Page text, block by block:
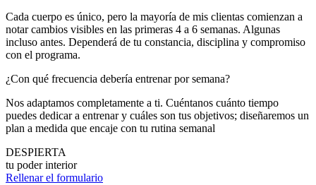
Cada cuerpo es único, pero la mayoría de mis clientas comienzan a
notar cambios visibles en las primeras 4 a 6 semanas. Algunas
incluso antes. Dependerá de tu constancia, disciplina y compromiso
con el programa.
¿Con qué frecuencia debería entrenar por semana?
Nos adaptamos completamente a ti. Cuéntanos cuánto tiempo
puedes dedicar a entrenar y cuáles son tus objetivos; diseñaremos un
plan a medida que encaje con tu rutina semanal
DESPIERTA
tu poder interior
Rellenar el formulario